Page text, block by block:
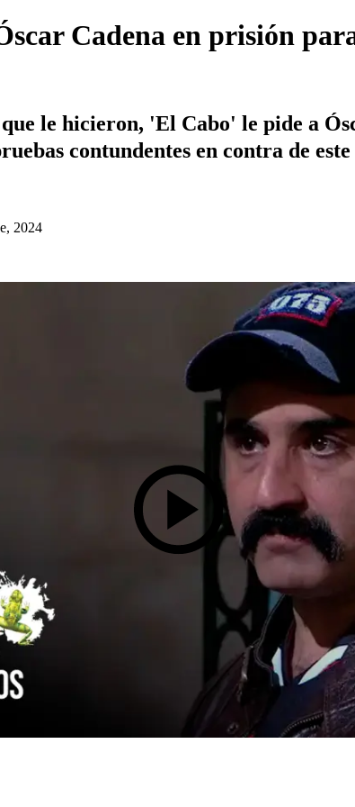
Cadena en prisión
le hicieron, 'El Cabo' le pide a
contundentes en contra de
2024